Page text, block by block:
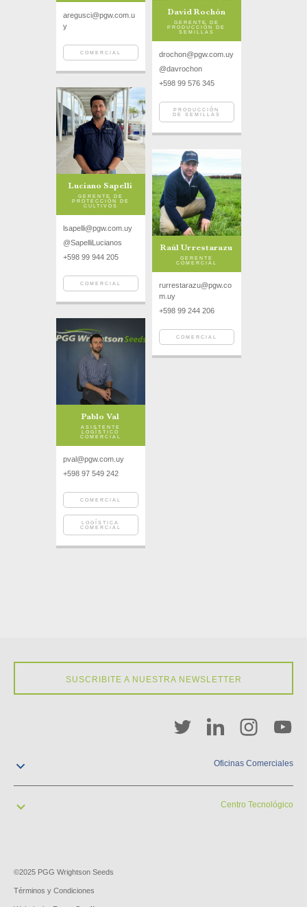
aregusci@pgw.com.u
y
COMERCIAL
David Rochón
GERENTE DE
PRODUCCIÓN DE
SEMILLAS
drochon@pgw.com.uy
@davrochon
+598 99 576 345
PRODUCCIÓN
DE SEMILLAS
Luciano Sapelli
GERENTE DE
PROTECCIÓN DE
CULTIVOS
lsapelli@pgw.com.uy
@SapelliLucianos
+598 99 944 205
COMERCIAL
Raúl Urrestarazu
GERENTE
COMERCIAL
rurrestarazu@pgw.co
m.uy
+598 99 244 206
COMERCIAL
Pablo Val
ASISTENTE
LOGÍSTICO
COMERCIAL
pval@pgw.com.uy
+598 97 549 242
COMERCIAL
LOGÍSTICA
COMERCIAL
SUSCRIBITE A NUESTRA NEWSLETTER
Oficinas Comerciales
+598 2929 2900
Centro Tecnológico
©2025 PGG Wrightson Seeds
Términos y Condiciones